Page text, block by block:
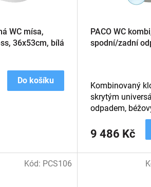
WC mísa,
36x53cm, bílá
Do košíku
PACO WC
spodní/zadní
9 486 Kč
Kombinovaný
skrytým
odpadem,
Kód: PCS106